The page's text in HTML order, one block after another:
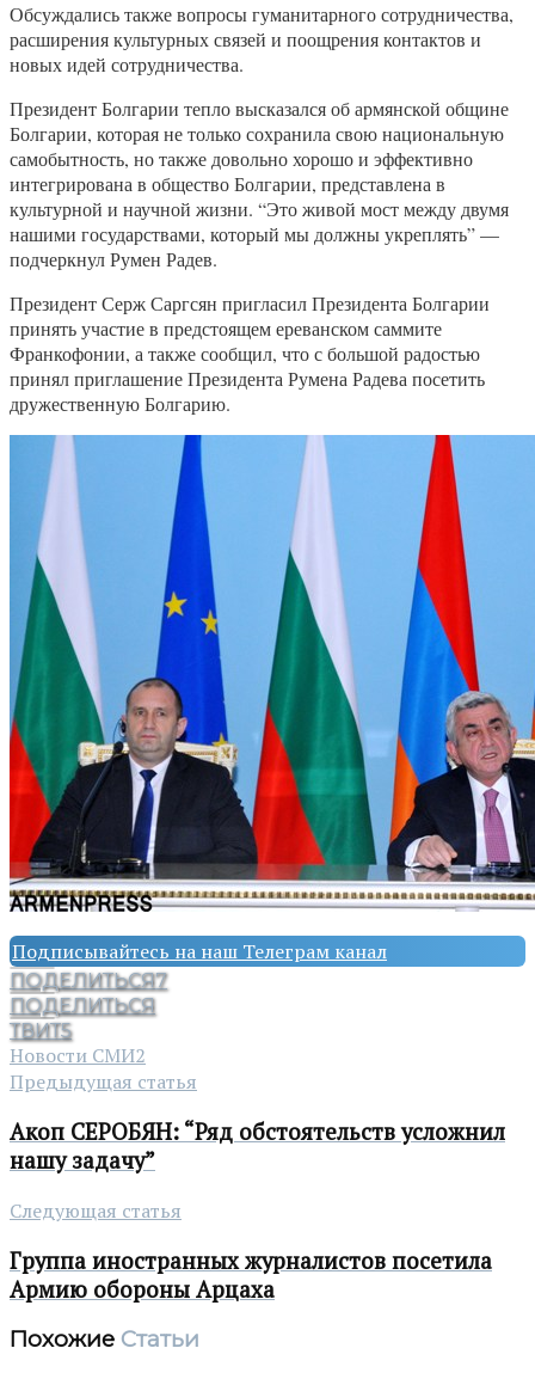
Обсуждались также вопросы гуманитарного сотрудничества,
расширения культурных связей и поощрения контактов и
новых идей сотрудничества.
Президент Болгарии тепло высказался об армянской общине
Болгарии, которая не только сохранила свою национальную
самобытность, но также довольно хорошо и эффективно
интегрирована в общество Болгарии, представлена в
культурной и научной жизни. “Это живой мост между двумя
нашими государствами, который мы должны укреплять” —
подчеркнул Румен Радев.
Президент Серж Саргсян пригласил Президента Болгарии
принять участие в предстоящем ереванском саммите
Франкофонии, а также сообщил, что с большой радостью
принял приглашение Президента Румена Радева посетить
дружественную Болгарию.
Подписывайтесь на наш Телеграм канал
ПОДЕЛИТЬСЯ7
ПОДЕЛИТЬСЯ
ТВИТ5
Новости СМИ2
Предыдущая статья
Акоп СЕРОБЯН: “Ряд обстоятельств усложнил
нашу задачу”
Следующая статья
Группа иностранных журналистов посетила
Армию обороны Арцаха
Похожие Статьи